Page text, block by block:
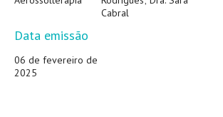
Data emissão
06 de fevereiro de
2025
Cabral